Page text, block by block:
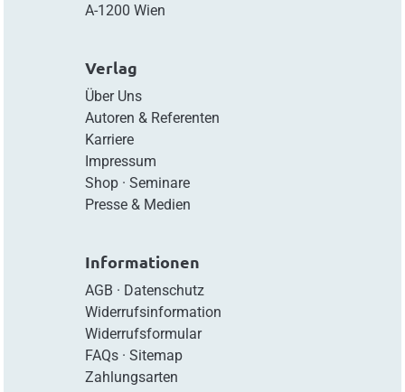
A-1200 Wien
Verlag
Über Uns
Autoren & Referenten
Karriere
Impressum
Shop· Seminare
Presse & Medien
Informationen
AGB · Datenschutz
Widerrufsinformation
Widerrufsformular
FAQs· Sitemap
Zahlungsarten